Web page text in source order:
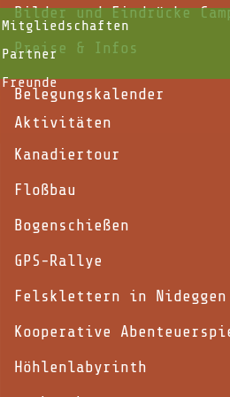
Mitgliedschaften
Partner
Freunde
Bilder und Eindrücke
Preise & Infos
Belegungskalender
Aktivitäten
Kanadiertour
Floßbau
Bogenschießen
GPS-Rallye
Felsklettern in Nideggen
Kooperative
Höhlenlabyrinth